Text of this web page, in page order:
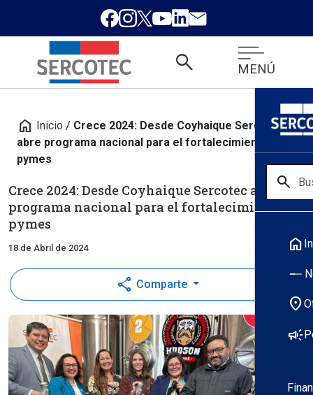
search MENÚ
search
home
location_on
campaign
home Inicio / Crece 2024: Desde Coyhaique Sercotec
abre programa nacional para el fortalecimiento de
pymes
Crece 2024: Desde Coyhaique Sercotec abre
programa nacional para el fortalecimiento de
pymes
18 de Abril de 2024
share Comparte